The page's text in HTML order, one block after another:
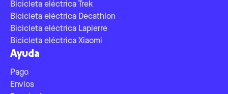
Bicicleta eléctrica Trek
Bicicleta eléctrica Decathlon
Bicicleta eléctrica Lapierre
Bicicleta eléctrica Xiaomi
Ayuda
Pago
Envíos